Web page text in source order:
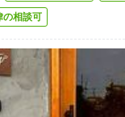
の相談可